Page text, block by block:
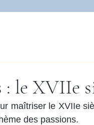
: le XVIIe
maîtriser le XVIIe
des passions.